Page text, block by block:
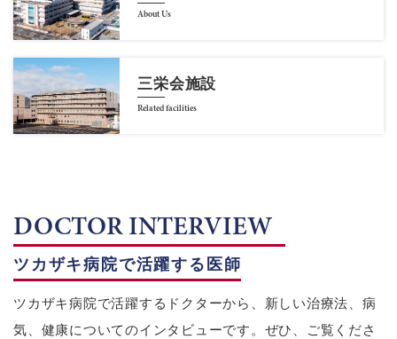
About Us
三栄会施設
Related facilities
DOCTOR INTERVIEW
ツカザキ病院で活躍する医師
ツカザキ病院で活躍するドクターから、新しい治療法、病
気、健康についてのインタビューです。ぜひ、ご覧くださ